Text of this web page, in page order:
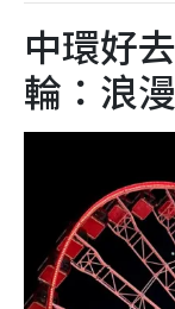
中環好
輪：浪